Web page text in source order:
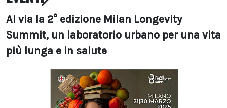
Al via la 2° edizione Milan Longevity
Summit, un laboratorio urbano per una vita
più lunga e in salute